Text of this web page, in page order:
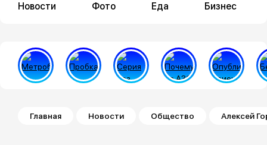
Новости Фото Еда Бизнес
Строка навигации
Главная Новости Общество Алексей